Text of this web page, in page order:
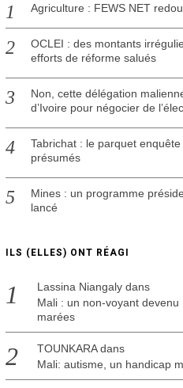
Agriculture : FEWS NET
OCLEI : des montants
efforts de réforme salués
Non, cette délégation
d’Ivoire pour négocier de
Tabrichat : le parquet
présumés
Mines : un programme
lancé
ILS (ELLES) ONT RÉAGI
Lassina Niangalydans
Mali : un non-voyant
marées
TOUNKARAdans
Mali: autisme, un handicap